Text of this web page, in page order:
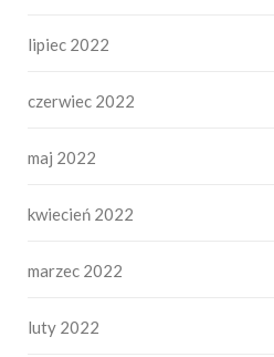
lipiec 2022
czerwiec 2022
maj 2022
kwiecień 2022
marzec 2022
luty 2022